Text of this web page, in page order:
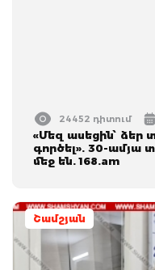
24452 դիտում
«Մեզ ասեցին՝ ձեր
գործել». 30-ամյա
մեջ են. 168.am
Շամշյան